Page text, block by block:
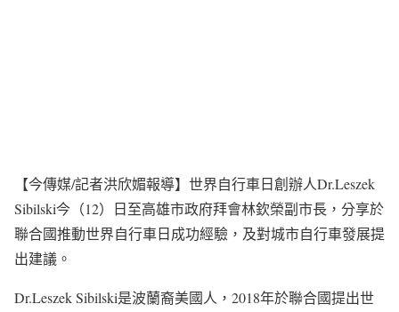
【今傳媒/記者洪欣媚報導】世界自行車日創辦人Dr.Leszek
Sibilski今（12）日至高雄市政府拜會林欽榮副市長，分享於
聯合國推動世界自行車日成功經驗，及對城市自行車發展提
出建議。
Dr.Leszek Sibilski是波蘭裔美國人，2018年於聯合國提出世